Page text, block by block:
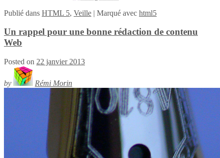
Publié dans HTML 5, Veille | Marqué avec html5
Un rappel pour une bonne rédaction de contenu
Web
Posted on 22 janvier 2013
by Rémi Morin